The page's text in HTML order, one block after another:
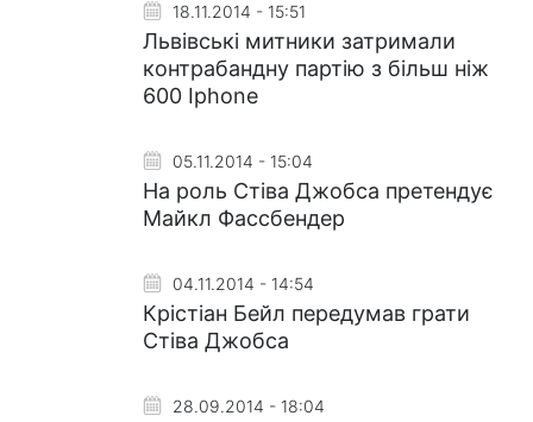
18.11.2014 - 15:51
Львівські митники затримали
контрабандну партію з більш ніж
600 Iphone
05.11.2014 - 15:04
На роль Стіва Джобса претендує
Майкл Фассбендер
04.11.2014 - 14:54
Крістіан Бейл передумав грати
Стіва Джобса
28.09.2014 - 18:04